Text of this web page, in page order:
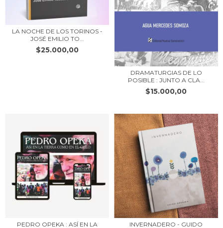
LA NOCHE DE LOS TORINOS -
JOSÉ EMILIO TO...
$25.000,00
DRAMATURGIAS DE LO
POSIBLE : JUNTO A CLA...
$15.000,00
PEDRO OPEKA : ASÍ EN LA
INVERNADERO - GUIDO